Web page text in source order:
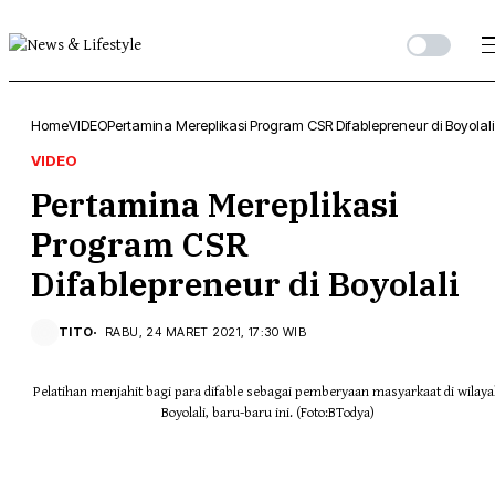
HomeVIDEOPertamina Mereplikasi Program CSR Difablepreneur di Boyolali
VIDEO
Pertamina Mereplikasi
Program CSR
Difablepreneur di Boyolali
TITO RABU, 24 MARET 2021, 17:30 WIB
Pelatihan menjahit bagi para difable sebagai pemberyaan masyarkaat di
Boyolali, baru-baru ini. (Foto:BTodya)